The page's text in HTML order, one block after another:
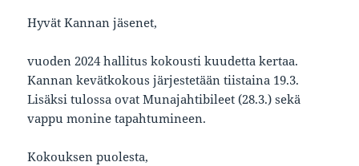
Hyvät Kannan jäsenet,
vuoden 2024 hallitus kokousti kuudetta kertaa.
Kannan kevätkokous järjestetään tiistaina 19.3.
Lisäksi tulossa ovat Munajahtibileet (28.3.) sekä
vappu monine tapahtumineen.
Kokouksen puolesta,